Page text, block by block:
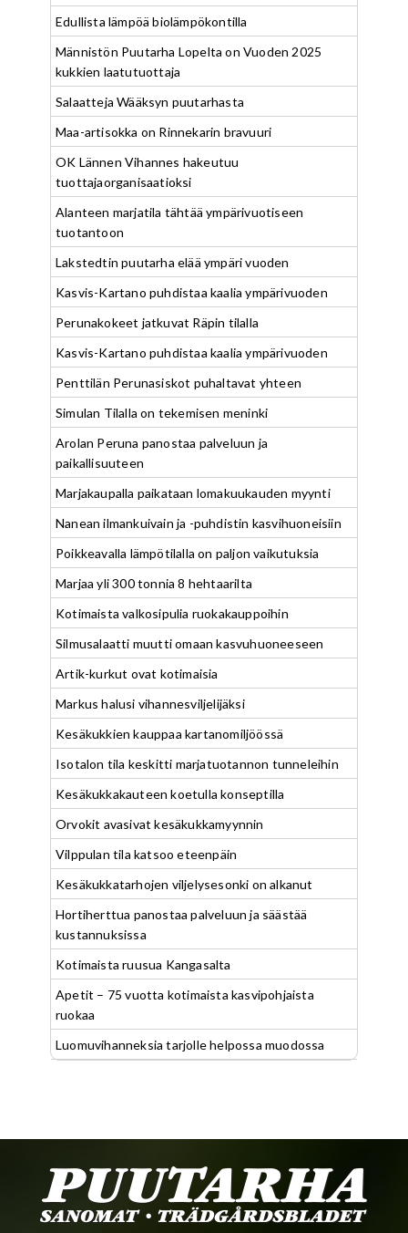
Edullista lämpöä biolämpökontilla
Männistön Puutarha Lopelta on Vuoden 2025
kukkien laatutuottaja
Salaatteja Wääksyn puutarhasta
Maa-artisokka on Rinnekarin bravuuri
OK Lännen Vihannes hakeutuu
tuottajaorganisaatioksi
Alanteen marjatila tähtää ympärivuotiseen
tuotantoon
Lakstedtin puutarha elää ympäri vuoden
Kasvis-Kartano puhdistaa kaalia ympärivuoden
Perunakokeet jatkuvat Räpin tilalla
Kasvis-Kartano puhdistaa kaalia ympärivuoden
Penttilän Perunasiskot puhaltavat yhteen
Simulan Tilalla on tekemisen meninki
Arolan Peruna panostaa palveluun ja
paikallisuuteen
Marjakaupalla paikataan lomakuukauden myynti
Nanean ilmankuivain ja -puhdistin kasvihuoneisiin
Poikkeavalla lämpötilalla on paljon vaikutuksia
Marjaa yli 300 tonnia 8 hehtaarilta
Kotimaista valkosipulia ruokakauppoihin
Silmusalaatti muutti omaan kasvuhuoneeseen
Artik-kurkut ovat kotimaisia
Markus halusi vihannesviljelijäksi
Kesäkukkien kauppaa kartanomiljöössä
Isotalon tila keskitti marjatuotannon tunneleihin
Kesäkukkakauteen koetulla konseptilla
Orvokit avasivat kesäkukkamyynnin
Vilppulan tila katsoo eteenpäin
Kesäkukkatarhojen viljelysesonki on alkanut
Hortiherttua panostaa palveluun ja säästää
kustannuksissa
Kotimaista ruusua Kangasalta
Apetit – 75 vuotta kotimaista kasvipohjaista
ruokaa
Luomuvihanneksia tarjolle helpossa muodossa